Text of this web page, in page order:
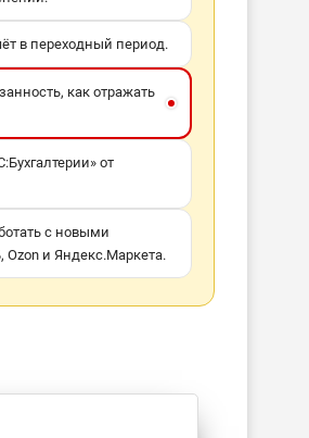
в переходный период.
как отражать
от
с новыми
и Яндекс.Маркета.